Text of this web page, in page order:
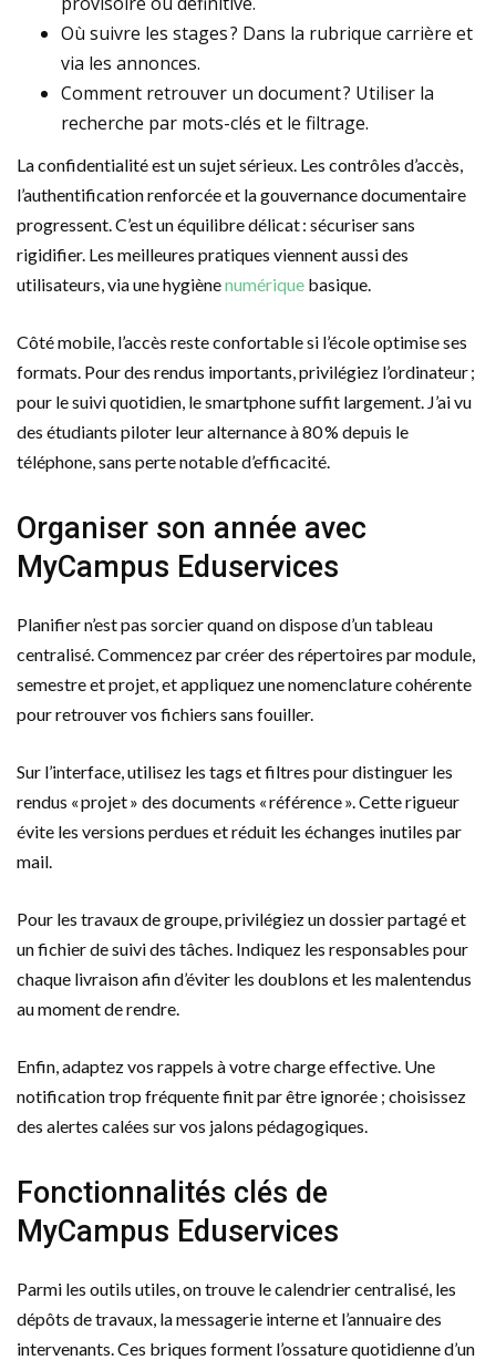
Où suivre les stages ? Dans la rubrique carrière et
via les annonces.
Comment retrouver un document ? Utiliser la
recherche par mots-clés et le filtrage.
La confidentialité est un sujet sérieux. Les contrôles d’accès,
l’authentification renforcée et la gouvernance documentaire
progressent. C’est un équilibre délicat : sécuriser sans
rigidifier. Les meilleures pratiques viennent aussi des
utilisateurs, via une hygiènenumérique basique.
Côté mobile, l’accès reste confortable si l’école optimise ses
formats. Pour des rendus importants, privilégiez l’ordinateur ;
pour le suivi quotidien, le smartphone suffit largement. J’ai vu
des étudiants piloter leur alternance à 80 % depuis le
téléphone, sans perte notable d’efficacité.
Organiser son année avec
MyCampus Eduservices
Planifier n’est pas sorcier quand on dispose d’un tableau
centralisé. Commencez par créer des répertoires par module,
semestre et projet, et appliquez une nomenclature cohérente
pour retrouver vos fichiers sans fouiller.
Sur l’interface, utilisez les tags et filtres pour distinguer les
rendus « projet » des documents « référence ». Cette rigueur
évite les versions perdues et réduit les échanges inutiles par
mail.
Pour les travaux de groupe, privilégiez un dossier partagé et
un fichier de suivi des tâches. Indiquez les responsables pour
chaque livraison afin d’éviter les doublons et les malentendus
au moment de rendre.
Enfin, adaptez vos rappels à votre charge effective. Une
notification trop fréquente finit par être ignorée ; choisissez
des alertes calées sur vos jalons pédagogiques.
Fonctionnalités clés de
MyCampus Eduservices
Parmi les outils utiles, on trouve le calendrier centralisé, les
dépôts de travaux, la messagerie interne et l’annuaire des
intervenants. Ces briques forment l’ossature quotidienne d’un